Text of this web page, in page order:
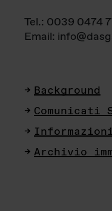
Tel.: 0039 0474
Email:
Background
Comunicati
Archivio